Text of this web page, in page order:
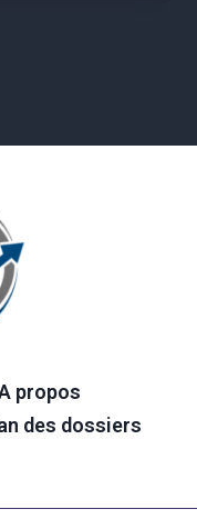
propos
des dossiers